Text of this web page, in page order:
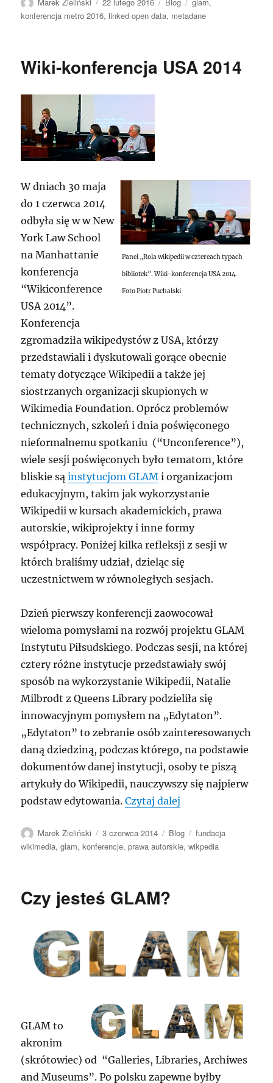
publikacji
konferencja metro 2016, linked open data, metadane
Wiki-konferencja USA 2014
Panel „Rola wikipedii w cztereach typach
bibliotek”. Wiki-konferencja USA 2014.
Foto Piotr Puchalski
W dniach 30 maja
do 1 czerwca 2014
odbyła się w w New
York Law School
na Manhattanie
konferencja
“Wikiconference
USA 2014”.
Konferencja
zgromadziła wikipedystów z USA, którzy
przedstawiali i dyskutowali gorące obecnie
tematy dotyczące Wikipedii a także jej
siostrzanych organizacji skupionych w
Wikimedia Foundation. Oprócz problemów
technicznych, szkoleń i dnia poświęconego
nieformalnemu spotkaniu (“Unconference”),
wiele sesji poświęconych było tematom, które
bliskie sąinstytucjom GLAM i organizacjom
edukacyjnym, takim jak wykorzystanie
Wikipedii w kursach akademickich, prawa
autorskie, wikiprojekty i inne formy
współpracy. Poniżej kilka refleksji z sesji w
którch braliśmy udział, dzieląc się
uczestnictwem w równoległych sesjach.
Dzień pierwszy konferencji zaowocował
wieloma pomysłami na rozwój projektu GLAM
Instytutu Piłsudskiego. Podczas sesji, na której
cztery różne instytucje przedstawiały swój
sposób na wykorzystanie Wikipedii, Natalie
Milbrodt z Queens Library podzieliła się
innowacyjnym pomysłem na „Edytaton”.
„Edytaton” to zebranie osób zainteresowanych
daną dziedziną, podczas którego, na podstawie
dokumentów danej instytucji, osoby te piszą
artykuły do Wikipedii, nauczywszy się najpierw
podstaw edytowania.Czytaj dalej
Autor
Marek Zieliński
Data
publikacji
3 czerwca 2014 Kategorie
Blog Tagi
fundacja
wikimedia,glam,konferencje,prawa autorskie,wikpedia
Czy jesteś GLAM?
GLAM to
akronim
(skrótowiec) od “Galleries, Libraries, Archiwes
and Museums”. Po polsku zapewne byłby